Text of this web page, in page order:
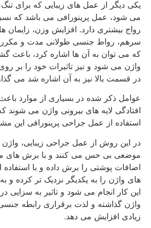
یکی دیگر از عمل های زیبایی که برای تنگ
می شود، عمل پرینورافی می باشد که
رواج بیشتری دارد. افزایش وزن، زایمان
سرهم، رواط جنسی طولانی مدت و مکرر و
که می توان به آن ها اشاره کرد، باعث
واژن می شود و نیز تاثیرات خود را بر روی
در قسمت بالا نیز به آن اشاره شد می گذارد.
عوامل ذکر شده در بسیاری از موارد باعث
افتادگی لایه های بیرونی واژن می شوند که
استفاده از عمل جراحی پرینورافی این
در این روش از عمل جراحی زیبایی، واژن
موضعی بی حس می کنند و با برش های
اضافات پوشتی را برش داده و با استفاده از
های واژن را به یکدیگر نزدیک تر کرده و
این کار انجام می شود و تاثیر به سزایی در
واژن گذاشته و لذت برقراری رابطه جنسی
زیادی افزایش می دهد.